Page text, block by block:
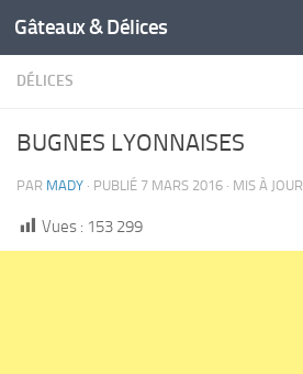
Gâteaux & Délices
DÉLICES
BUGNES LYONNAISES
PAR MADY · PUBLIÉ 7 MARS 2016 · MIS À JOUR
Vues : 153 299